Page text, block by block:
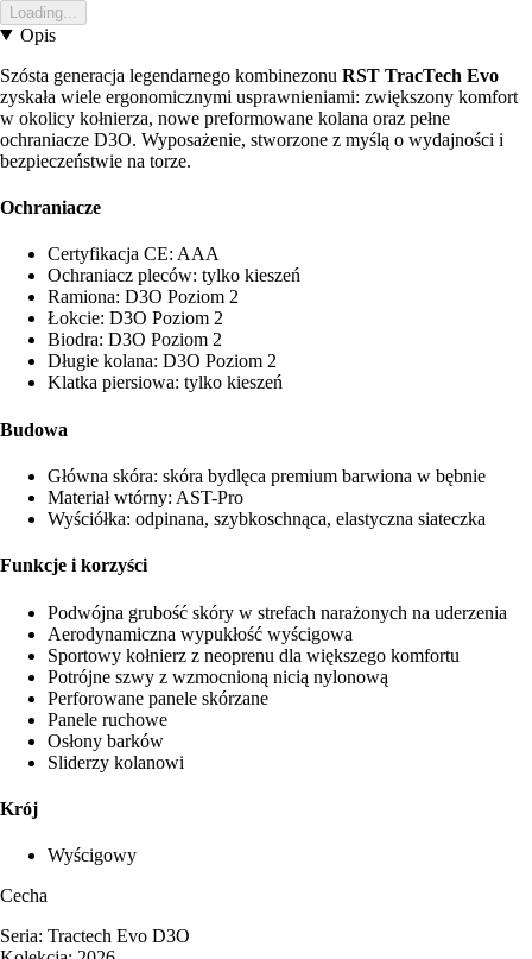
Loading...
Opis
Szósta generacja legendarnego kombinezonu RST TracTech Evo
zyskała wiele ergonomicznymi usprawnieniami: zwiększony komfort
w okolicy kołnierza, nowe preformowane kolana oraz pełne
ochraniacze D3O. Wyposażenie, stworzone z myślą o wydajności i
bezpieczeństwie na torze.
Ochraniacze
Certyfikacja CE: AAA
Ochraniacz pleców: tylko kieszeń
Ramiona: D3O Poziom 2
Łokcie: D3O Poziom 2
Biodra: D3O Poziom 2
Długie kolana: D3O Poziom 2
Klatka piersiowa: tylko kieszeń
Budowa
Główna skóra: skóra bydlęca premium barwiona w bębnie
Materiał wtórny: AST-Pro
Wyściółka: odpinana, szybkoschnąca, elastyczna siateczka
Funkcje i korzyści
Podwójna grubość skóry w strefach narażonych na uderzenia
Aerodynamiczna wypukłość wyścigowa
Sportowy kołnierz z neoprenu dla większego komfortu
Potrójne szwy z wzmocnioną nicią nylonową
Perforowane panele skórzane
Panele ruchowe
Osłony barków
Sliderzy kolanowi
Krój
Wyścigowy
Cecha
Seria: Tractech Evo D3O